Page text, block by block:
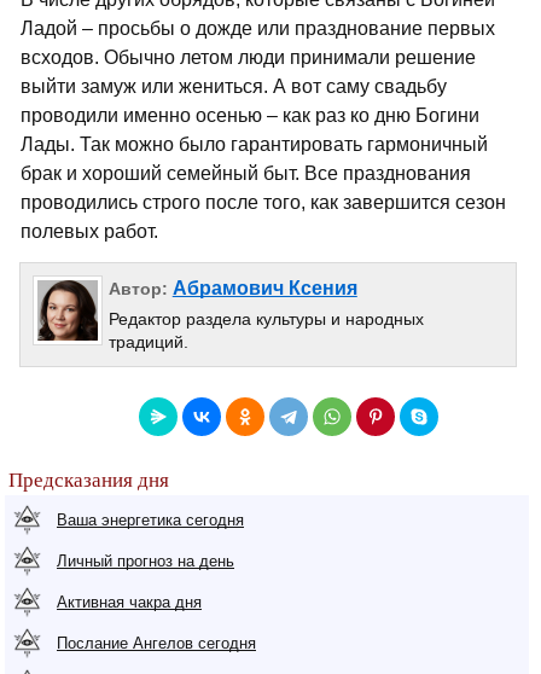
Ладой – просьбы о дожде или празднование первых
всходов. Обычно летом люди принимали решение
выйти замуж или жениться. А вот саму свадьбу
проводили именно осенью – как раз ко дню Богини
Лады. Так можно было гарантировать гармоничный
брак и хороший семейный быт. Все празднования
проводились строго после того, как завершится сезон
полевых работ.
Автор: Абрамович Ксения
Редактор раздела культуры и народных
традиций.
Предсказания дня
Ваша энергетика сегодня
Личный прогноз на день
Активная чакра дня
Послание Ангелов сегодня